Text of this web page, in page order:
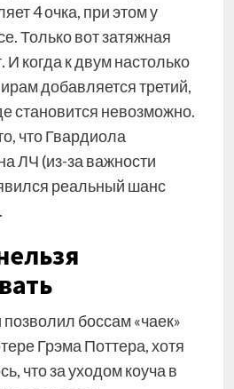
4 очка, при этом у
Только вот затяжная
И когда к двум настолько
добавляется третий,
становится невозможно.
что Гвардиола
ЛЧ (из-за важности
реальный шанс
боссам «чаек»
Грэма Поттера, хотя
что за уходом коуча в